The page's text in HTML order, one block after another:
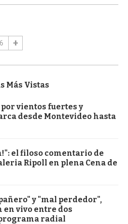
Más Vistas
vientos fuertes y
desde Montevideo hasta
el filoso comentario de
Ripoll en plena Cena de
y "mal perdedor",
vivo entre dos
radial